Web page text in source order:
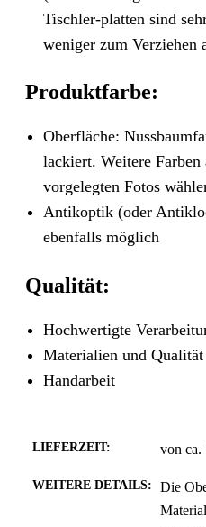
Tischler-platten sind
weniger zum Verziehen
Produktfarbe:
Oberfläche:
lackiert. Weitere
vorgelegten Fotos
Antikoptik (oder
ebenfalls möglich
Qualität:
Hochwertigte
Materialien und
Handarbeit
LIEFERZEIT: von ca.
WEITERE DETAILS:
Die